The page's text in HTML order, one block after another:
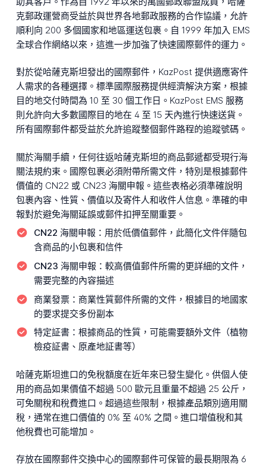
克郵政運營商受益於與世界各地郵政服務的合作協議，允許
順利向 200 多個國家和地區運送包裹。自 1999 年加入 EMS
全球合作網絡以來，這進一步加強了快速國際郵件的運力。
對於從哈薩克斯坦發出的國際郵件，KazPost 提供適應寄件
人需求的各種選擇。標準國際服務提供經濟解決方案，根據
目的地交付時間為 10 至 30 個工作日。KazPost EMS 服務
則允許向大多數國際目的地在 4 至 15 天內進行快速送貨。
所有國際郵件都受益於允許追蹤整個郵件路程的追蹤號碼。
關於海關手續，任何往返哈薩克斯坦的商品郵遞都受現行海
關法規約束。國際包裹必須附帶所需文件，特別是根據郵件
價值的 CN22 或 CN23 海關申報。這些表格必須準確說明
包裹內容、性質、價值以及寄件人和收件人信息。準確的申
報對於避免海關延誤或郵件扣押至關重要。
CN22 海關申報： 用於低價值郵件，此簡化文件伴隨包
含商品的小包裹和信件
CN23 海關申報： 較高價值郵件所需的更詳細的文件，
需要完整的內容描述
商業發票： 商業性質郵件所需的文件，根據目的地國家
的要求提交多份副本
特定証書： 根據商品的性質，可能需要額外文件（植物
檢疫証書、原產地証書等）
哈薩克斯坦進口的免稅額度在近年來已發生變化。供個人使
用的商品如果價值不超過 500 歐元且重量不超過 25 公斤，
可免關稅和稅費進口。超過這些限制，根據產品類別適用關
稅，通常在進口價值的 0% 至 40% 之間。進口增值稅和其
他稅費也可能增加。
存放在國際郵件交換中心的國際郵件可保管的最長期限為 6